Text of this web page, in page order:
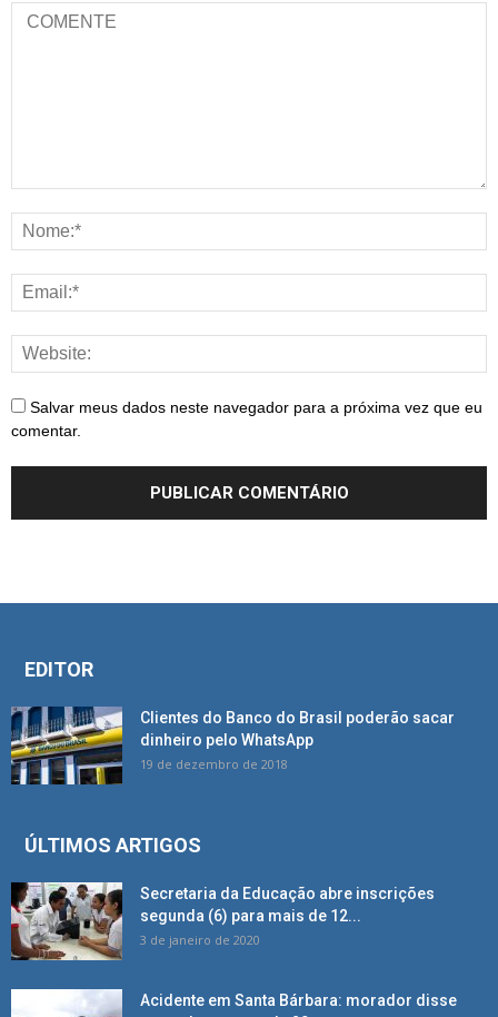
Salvar meus dados neste navegador para a próxima vez que eu
comentar.
EDITOR
Clientes do Banco do Brasil poderão sacar
dinheiro pelo WhatsApp
19 de dezembro de 2018
ÚLTIMOS ARTIGOS
Secretaria da Educação abre inscrições
segunda (6) para mais de 12...
3 de janeiro de 2020
Acidente em Santa Bárbara: morador disse